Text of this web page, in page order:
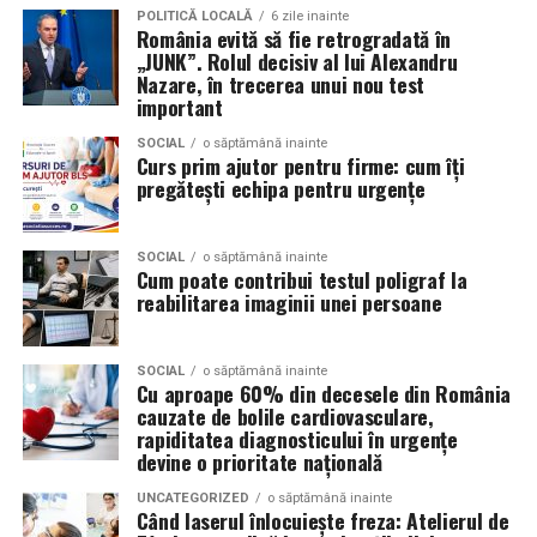
Volkswagen;
Audi;
Skoda;
Seat;
Porsche;
Opel;
Ford;
Renault și altele.
Compatibilitatea exactă trebuie verificată întotdeauna
în manualul vehiculului sau în documentația tehnică a
producătorului.
Este potrivit pentru motoarele diesel?
Da.
câștiga aprecierea publicului.
Aceasta nu doar că îmbunătățește percepția față de
eveniment, dar poate și atrage mai mulți participanți
care sunt interesați de susținerea unor cauze ecologice.
Promovând un eveniment “verde”, organizatorii pot
atrage atenția asupra angajamentului față de protejarea
mediului și față de responsabilitatea socială.
Participanții vor aprecia cu siguranță faptul că
organizatorii au ales să adopte soluții care protejează
natura. De asemenea, acest lucru poate contribui la
creșterea reputației evenimentului și la creșterea
numărului de participanți în edițiile viitoare.
Confortul participanților
Deși un eveniment verde presupune economii de costuri
și un impact pozitiv asupra mediului, nu trebuie să se
POLITICĂ LOCALĂ 6 zile inainte
România evită să fie retrogradată în
„JUNK”. Rolul decisiv al lui Alexandru
Nazare, în trecerea unui nou test
important
SOCIAL o săptămână inainte
Curs prim ajutor pentru firme: cum îți
pregătești echipa pentru urgențe
SOCIAL o săptămână inainte
Cum poate contribui testul poligraf la
reabilitarea imaginii unei persoane
SOCIAL o săptămână inainte
Cu aproape 60% din decesele din România
cauzate de bolile cardiovasculare,
rapiditatea diagnosticului în urgențe
devine o prioritate națională
UNCATEGORIZED o săptămână inainte
Când laserul înlocuiește freza: Atelierul de